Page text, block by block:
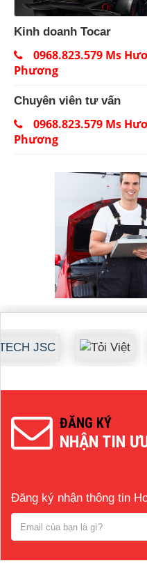
Kinh doanh Tocar
0968.823.579 Ms
Phương
Chuyên viên tư vấn
0968.823.579 Ms
Phương
ĐĂNG KÝ
NHẬN TIN
Đăng ký nhận thông tin